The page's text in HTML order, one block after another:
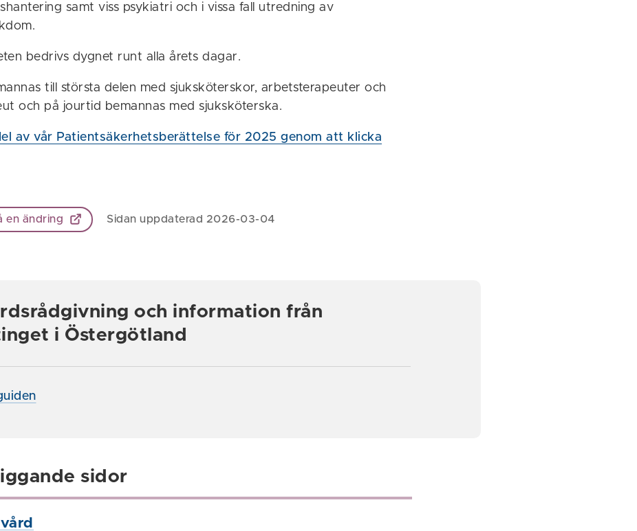
samt viss psykiatri och i vissa fall utredning av
bedrivs dygnet runt alla årets dagar.
till största delen med sjuksköterskor, arbetsterapeuter och
och på jourtid bemannas med sjuksköterska.
av vår Patientsäkerhetsberättelse för 2025 genom att klicka
en ändring Sidan uppdaterad 2026-03-04
och information från
i Östergötland
sidor